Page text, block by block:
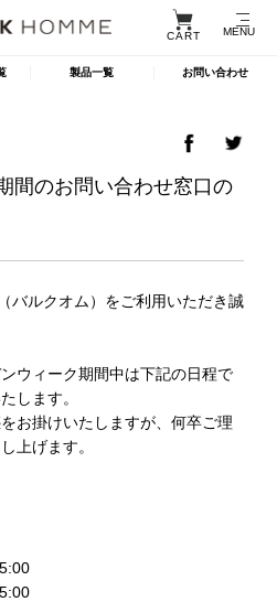
CART MENU
製品一覧 お問い合わせ
間のお問い合わせ窓口の
バルクオム）をご利用いただき誠
ウィーク期間中は下記の日程で
します。
お掛けいたしますが、何卒ご理
上げます。